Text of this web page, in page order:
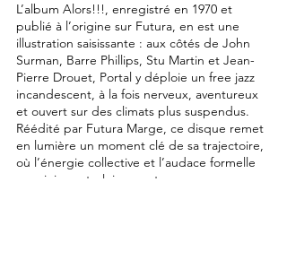
L’album Alors!!!, enregistré en 1970 et
publié à l’origine sur Futura, en est une
illustration saisissante : aux côtés de John
Surman, Barre Phillips, Stu Martin et Jean-
Pierre Drouet, Portal y déploie un free jazz
incandescent, à la fois nerveux, aventureux
et ouvert sur des climats plus suspendus.
Réédité par Futura Marge, ce disque remet
en lumière un moment clé de sa trajectoire,
où l’énergie collective et l’audace formelle
se rejoignent pleinement.